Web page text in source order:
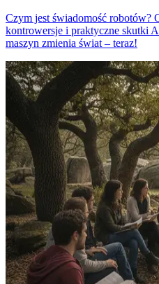
Czym jest świadomość robotów?
kontrowersje i praktyczne skutki
maszyn zmienia świat – teraz!